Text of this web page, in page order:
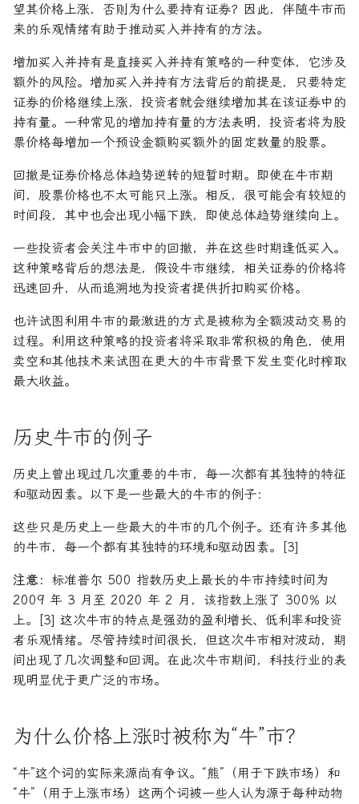
望其价格上涨，否则为什么要持有证券？因此，伴随牛市而
来的乐观情绪有助于推动买入并持有的方法。
增加买入并持有是直接买入并持有策略的一种变体，它涉及
额外的风险。增加买入并持有方法背后的前提是，只要特定
证券的价格继续上涨，投资者就会继续增加其在该证券中的
持有量。一种常见的增加持有量的方法表明，投资者将为股
票价格每增加一个预设金额购买额外的固定数量的股票。
回撤是证券价格总体趋势逆转的短暂时期。即使在牛市期
间，股票价格也不太可能只上涨。相反，很可能会有较短的
时间段，其中也会出现小幅下跌，即使总体趋势继续向上。
一些投资者会关注牛市中的回撤，并在这些时期逢低买入。
这种策略背后的想法是，假设牛市继续，相关证券的价格将
迅速回升，从而追溯地为投资者提供折扣购买价格。
也许试图利用牛市的最激进的方式是被称为全额波动交易的
过程。利用这种策略的投资者将采取非常积极的角色，使用
卖空和其他技术来试图在更大的牛市背景下发生变化时榨取
最大收益。
历史牛市的例子
历史上曾出现过几次重要的牛市，每一次都有其独特的特征
和驱动因素。以下是一些最大的牛市的例子：
这些只是历史上一些最大的牛市的几个例子。还有许多其他
的牛市，每一个都有其独特的环境和驱动因素。[3]
注意： 标准普尔 500 指数历史上最长的牛市持续时间为
2009 年 3 月至 2020 年 2 月，该指数上涨了 300% 以
上。[3] 这次牛市的特点是强劲的盈利增长、低利率和投资
者乐观情绪。尽管持续时间很长，但这次牛市相对波动，期
间出现了几次调整和回调。在此次牛市期间，科技行业的表
现明显优于更广泛的市场。
为什么价格上涨时被称为“牛”市？
“牛”这个词的实际来源尚有争议。“熊”（用于下跌市场）和
“牛”（用于上涨市场）这两个词被一些人认为源于每种动物